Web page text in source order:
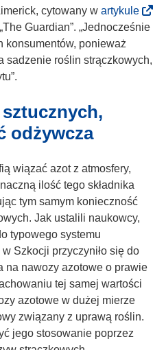
w
y
m
o
o
w
y
m
cytowany w artykule(
o
n
r
y
s
i
w
Guardian”. „Jednocześnie
konsumentów, ponieważ
sadzenie roślin strączkowych,
odżywcza
wiązać azot z atmosfery,
ilość tego składnika
tym samym konieczność
Jak ustalili naukowcy,
typowego systemu
Szkocji przyczyniło się do
na nawozy azotowe o prawie
tej samej wartości
azotowe w dużej mierze
związany z uprawą roślin.
jego stosowanie poprzez